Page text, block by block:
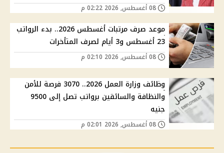
موعد صرف مرتبات أغسطس 2026.. بدء الرواتب
23 أغسطس و3 أيام لصرف المتأخرات
وظائف وزارة العمل 2026.. 3070 فرصة للأمن
والنظافة والسائقين برواتب تصل إلى 9500
جنيه